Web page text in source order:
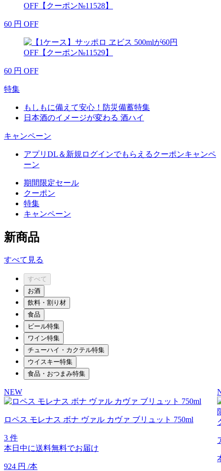
60 円 OFF
60 円 OFF
特集
もしもに備えて安心！防災備蓄特集
日本酒のイメージが変わる 酒ハイ
キャンペーン
アプリDL＆新規ログインでもらえるクーポンキャンペ
ーン
期間限定セール
クーポン
特集
キャンペーン
新商品
すべて見る
すべて
お酒
飲料・割り材
食品
ビール特集
ワイン特集
チューハイ・カクテル特集
ウイスキー特集
食品・おつまみ特集
NEW
ロペス モレナス ボナ ヴァル カヴァ ブリュット 750ml
3 件
本日中に送料無料でお届け
924 円 /本